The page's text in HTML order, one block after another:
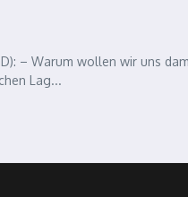
– Warum wollen wir uns
Lag...